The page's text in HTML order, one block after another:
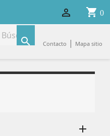
shopping_cart 0

 Contacto | Mapa sitio
